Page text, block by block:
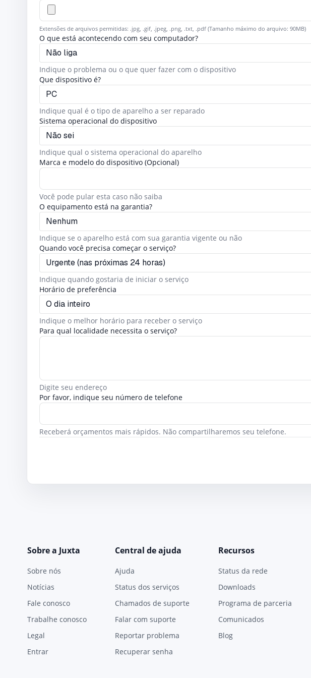
Extensões de arquivos permitidas: .jpg, .gif, .jpeg, .png, .txt, .pdf (Tamanho máximo do arquivo: 90MB)
O que está acontecendo com seu computador?
Indique o problema ou o que quer fazer com o dispositivo
Que dispositivo é?
Indique qual é o tipo de aparelho a ser reparado
Sistema operacional do dispositivo
Indique qual o sistema operacional do aparelho
Marca e modelo do dispositivo (Opcional)
Você pode pular esta caso não saiba
O equipamento está na garantia?
Indique se o aparelho está com sua garantia vigente ou não
Quando você precisa começar o serviço?
Indique quando gostaria de iniciar o serviço
Horário de preferência
Indique o melhor horário para receber o serviço
Para qual localidade necessita o serviço?
Digite seu endereço
Por favor, indique seu número de telefone
Receberá orçamentos mais rápidos. Não compartilharemos seu telefone.
Sobre a Juxta
Sobre nós
Notícias
Fale conosco
Trabalhe conosco
Legal
Entrar
Central de ajuda
Ajuda
Status dos serviços
Chamados de suporte
Falar com suporte
Reportar problema
Recuperar senha
Recursos
Status da rede
Downloads
Programa de parceria
Comunicados
Blog